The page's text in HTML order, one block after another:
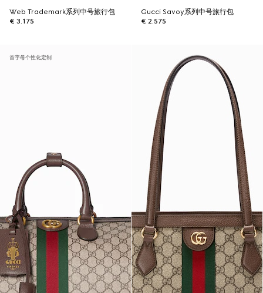
Web Trademark系列中号旅行包
€ 3.175
Gucci Savoy系列中号旅行包
€ 2.575
首字母个性化定制